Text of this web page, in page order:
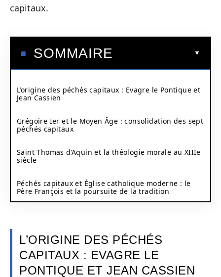
capitaux.
SOMMAIRE
L’origine des péchés capitaux : Evagre le Pontique et
Jean Cassien
Grégoire Ier et le Moyen Âge : consolidation des sept
péchés capitaux
Saint Thomas d’Aquin et la théologie morale au XIIIe
siècle
Péchés capitaux et Église catholique moderne : le
Père François et la poursuite de la tradition
L’ORIGINE DES PÉCHÉS
CAPITAUX : EVAGRE LE
PONTIQUE ET JEAN CASSIEN